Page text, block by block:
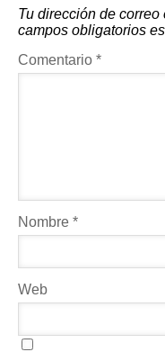
Tu dirección de
campos obligatorios
Comentario *
Nombre *
Web